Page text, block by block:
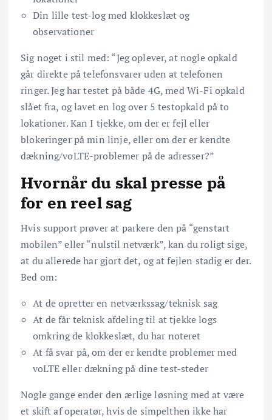
Din lille test-log med klokkeslæt og
observationer
Sig noget i stil med: “Jeg oplever, at nogle opkald
går direkte på telefonsvarer uden at telefonen
ringer. Jeg har testet på både 4G, med Wi-Fi opkald
slået fra, og lavet en log over 5 testopkald på to
lokationer. Kan I tjekke, om der er fejl eller
blokeringer på min linje, eller om der er kendte
dækning/voLTE-problemer på de adresser?”
Hvornår du skal presse på
for en reel sag
Hvis support prøver at parkere den på “genstart
mobilen” eller “nulstil netværk”, kan du roligt sige,
at du allerede har gjort det, og at fejlen stadig er der.
Bed om:
At de opretter en netværkssag/teknisk sag
At de får teknisk afdeling til at tjekke logs
omkring de klokkeslæt, du har noteret
At få svar på, om der er kendte problemer med
voLTE eller dækning på dine test-steder
Nogle gange ender den ærlige løsning med at være
et skift af operatør, hvis de simpelthen ikke har